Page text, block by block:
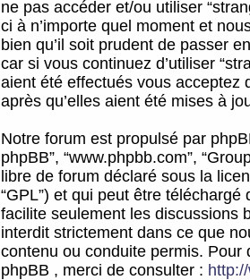
ne pas accéder et/ou utiliser
ci à n’importe quel moment et
bien qu’il soit prudent de passer
car si vous continuez d’utiliser
aient été effectués vous acceptez
après qu’elles aient été mises à
Notre forum est propulsé par
phpBB”, “www.phpbb.com”,
libre de forum déclaré sous la
“GPL”) et qui peut être téléchargé
facilite seulement les discussions
interdit strictement dans ce que
contenu ou conduite permis.
phpBB , merci de consulter :